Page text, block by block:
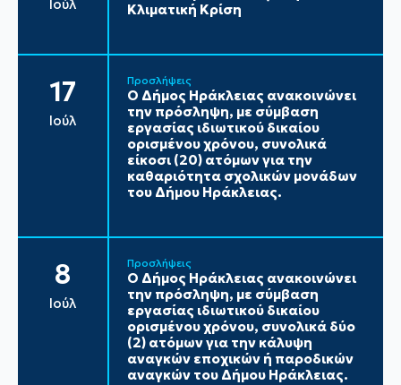
Ιούλ
Κλιματική Κρίση
17
Ιούλ
Προσλήψεις
Ο Δήμος Ηράκλειας ανακοινώνει
την πρόσληψη, με σύμβαση
εργασίας ιδιωτικού δικαίου
ορισμένου χρόνου, συνολικά
είκοσι (20) ατόμων για την
καθαριότητα σχολικών μονάδων
του Δήμου Ηράκλειας.
8
Ιούλ
Προσλήψεις
Ο Δήμος Ηράκλειας ανακοινώνει
την πρόσληψη, με σύμβαση
εργασίας ιδιωτικού δικαίου
ορισμένου χρόνου, συνολικά δύο
(2) ατόμων για την κάλυψη
αναγκών εποχικών ή παροδικών
αναγκών του Δήμου Ηράκλειας.